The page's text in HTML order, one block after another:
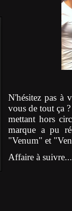
N'hésitez pas à
vous de tout ça
mettant hors
marque a pu
"Venum" et
Affaire à suivre...